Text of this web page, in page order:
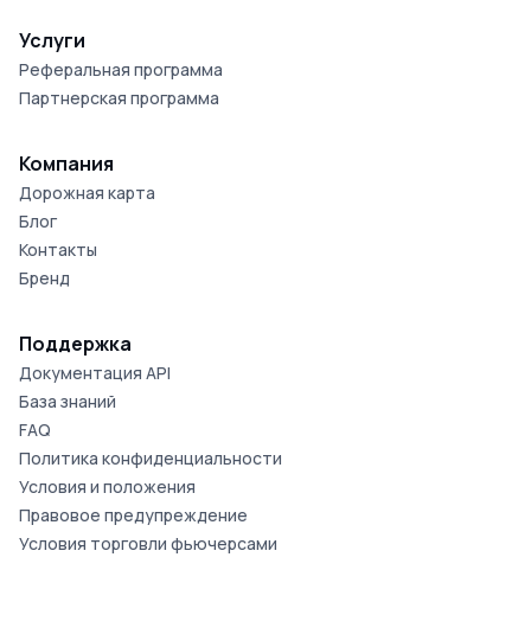
Услуги
Реферальная программа
Партнерская программа
Компания
Дорожная карта
Блог
Контакты
Бренд
Поддержка
Документация API
База знаний
FAQ
Политика конфиденциальности
Условия и положения
Правовое предупреждение
Условия торговли фьючерсами